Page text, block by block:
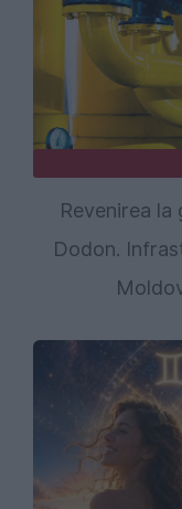
Revenirea la
Dodon.